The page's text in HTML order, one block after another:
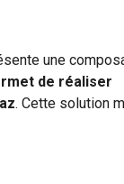
une
de réaliser
. Cette solution